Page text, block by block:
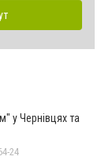
у Чернівцях та
24